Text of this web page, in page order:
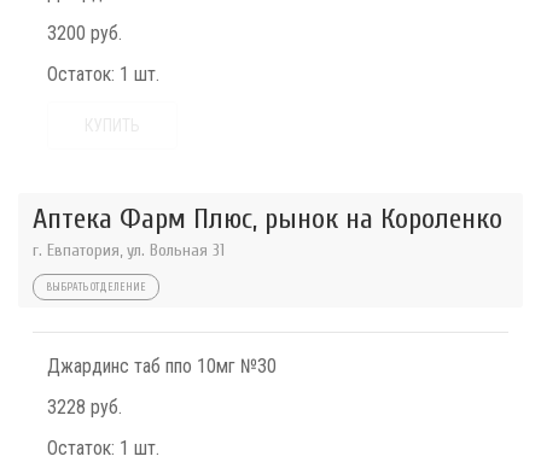
3200 руб.
Остаток: 1 шт.
Аптека Фарм Плюс, рынок на Короленко
г. Евпатория, ул. Вольная 31
ВЫБРАТЬ ОТДЕЛЕНИЕ
Джардинс таб ппо 10мг №30
3228 руб.
Остаток: 1 шт.